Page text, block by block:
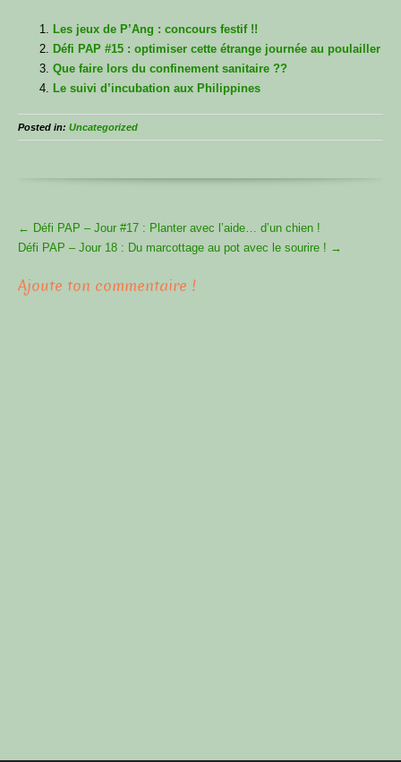
Les jeux de P’Ang : concours festif !!
Défi PAP #15 : optimiser cette étrange journée au poulailler
Que faire lors du confinement sanitaire ??
Le suivi d’incubation aux Philippines
Posted in: Uncategorized
More
Articles
← Défi PAP – Jour #17 : Planter avec l’aide… d’un chien !
Défi PAP – Jour 18 : Du marcottage au pot avec le sourire ! →
Ajoute ton commentaire !